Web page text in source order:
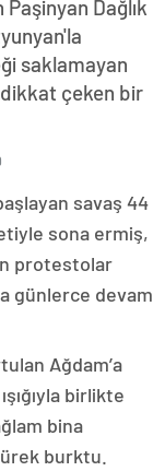
Dağlık
saklamayan
çeken bir
savaş 44
sona ermiş,
protestolar
günlerce devam
Ağdam’a
birlikte
bina
burktu.